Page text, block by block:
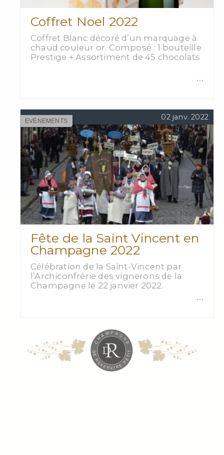
Coffret Noel 2022
Coffret Blanc décoré d’un marquage à
chaud couleur or. Composé : 1 bouteille
Prestige + Assortiment de 45 chocolats
…
EVÉNEMENTS 02 janv. 2022
Fête de la Saint Vincent en
Champagne 2022
Célébration de la Saint-Vincent par
l’Archiconfrérie des vignerons de la
Champagne le 22 janvier 2022.
…